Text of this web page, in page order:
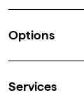
Options
Services